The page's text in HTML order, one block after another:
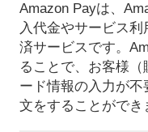
Amazon Payは、
入代金やサービス
済サービスです。
ることで、お客様
ード情報の入力が
文をすることができ